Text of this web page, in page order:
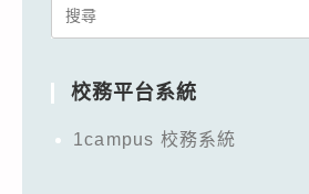
Search
校務平台系統
1campus 校務系統